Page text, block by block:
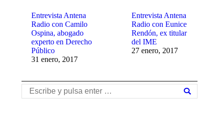
Entrevista Antena
Radio con Camilo
Ospina, abogado
experto en Derecho
Público
31 enero, 2017
Entrevista Antena
Radio con Eunice
Rendón, ex titular
del IME
27 enero, 2017
Buscar: